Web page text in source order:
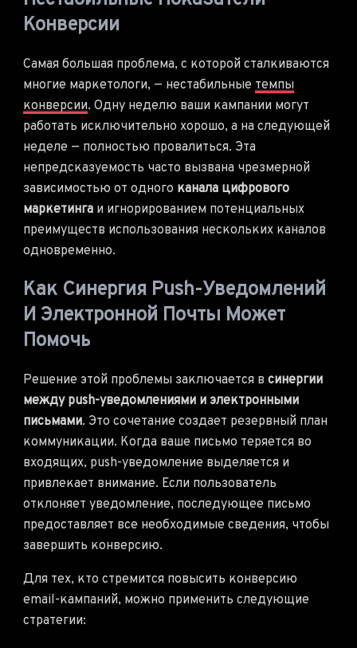
Конверсии
Самая большая проблема, с которой сталкиваются
многие маркетологи, — нестабильные темпы
конверсии. Одну неделю ваши кампании могут
работать исключительно хорошо, а на следующей
неделе — полностью провалиться. Эта
непредсказуемость часто вызвана чрезмерной
зависимостью от одного канала цифрового
маркетинга и игнорированием потенциальных
преимуществ использования нескольких каналов
одновременно.
Как Синергия Push-Уведомлений
И Электронной Почты Может
Помочь
Решение этой проблемы заключается в синергии
между push-уведомлениями и электронными
письмами. Это сочетание создает резервный план
коммуникации. Когда ваше письмо теряется во
входящих, push-уведомление выделяется и
привлекает внимание. Если пользователь
отклоняет уведомление, последующее письмо
предоставляет все необходимые сведения, чтобы
завершить конверсию.
Для тех, кто стремится повысить конверсию
email-кампаний, можно применить следующие
стратегии: